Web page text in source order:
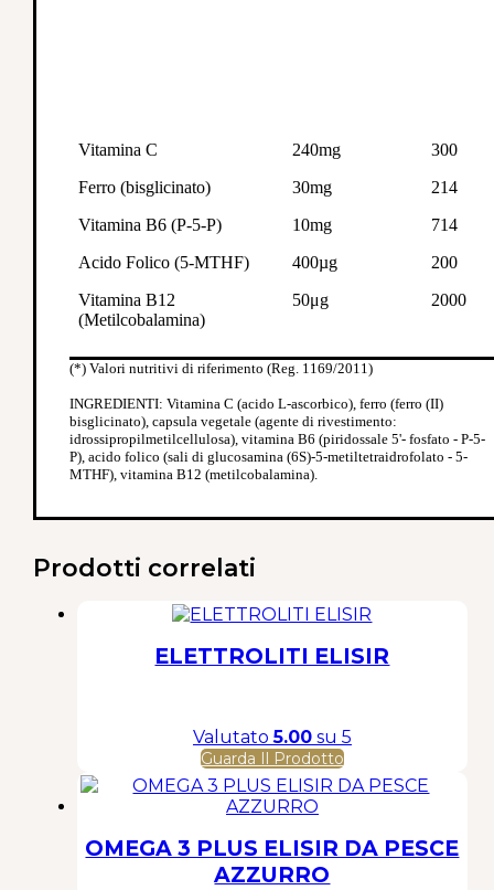
Vitamina C 240mg
300
Ferro (bisglicinato)
30mg
214
Vitamina B6 (P-5-P)
10mg
714
Acido Folico (5-MTHF)
400µg
200
Vitamina B12
(Metilcobalamina)
50μg 2000
(*) Valori nutritivi di riferimento (Reg. 1169/2011)
INGREDIENTI: Vitamina C (acido L-ascorbico), ferro (ferro (II)
bisglicinato), capsula vegetale (agente di rivestimento:
idrossipropilmetilcellulosa), vitamina B6 (piridossale 5'- fosfato - P-5-
P), acido folico (sali di glucosamina (6S)-5-metiltetraidrofolato - 5-
MTHF), vitamina B12 (metilcobalamina).
Prodotti correlati
ELETTROLITI ELISIR
Valutato5.00su 5
Guarda Il Prodotto
OMEGA 3 PLUS ELISIR DA PESCE
AZZURRO